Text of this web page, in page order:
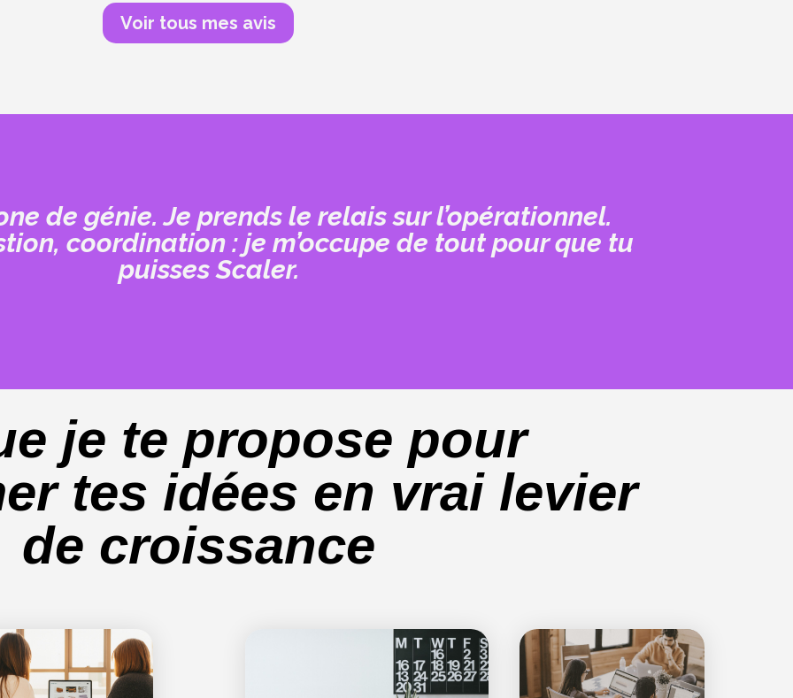
Voir tous mes avis
de génie. Je prends le relais sur l’opérationnel.
coordination : je m’occupe de tout pour que tu
puisses Scaler.
je te propose pour
tes idées en vrai levier
de croissance